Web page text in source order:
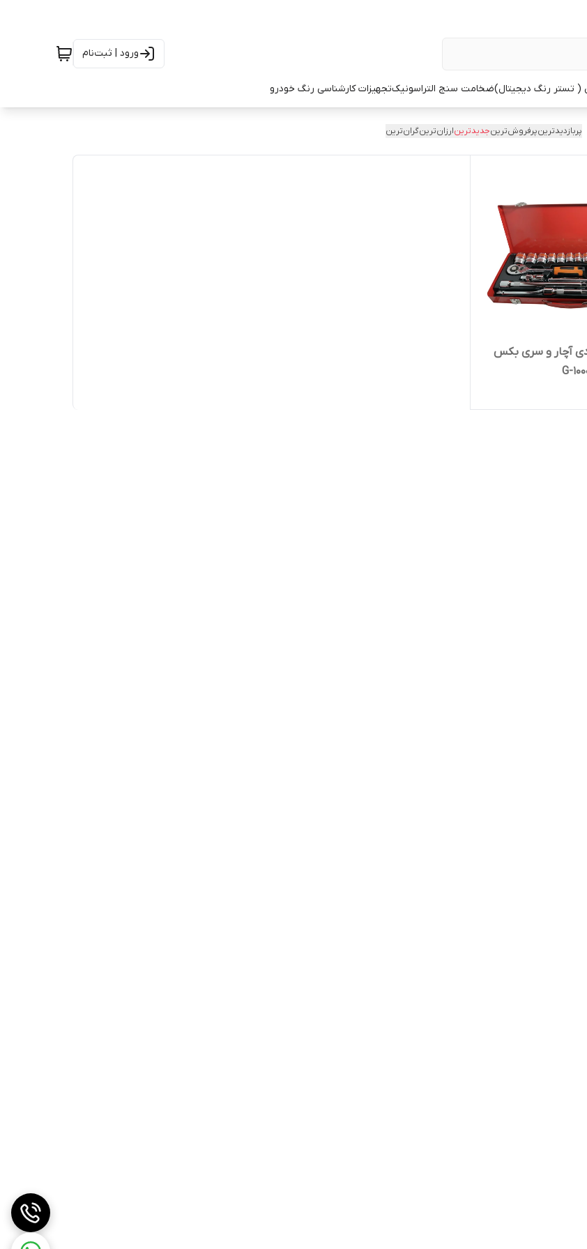
ورود | ثبت‌نام
رنگ دیجیتال)ضخامت سنج التراسونیکتجهیزات کارشناسی رنگ خودرو
پربازدیدترینپرفروش‌ترینجدیدترینارزان‌ترینگران‌ترین
24 عددی آچار و سری بکس